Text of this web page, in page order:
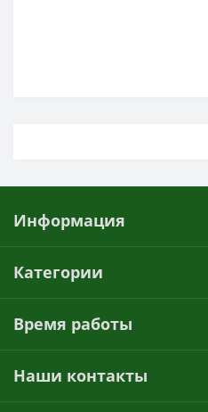
Информация
Категории
Время работы
Наши контакты